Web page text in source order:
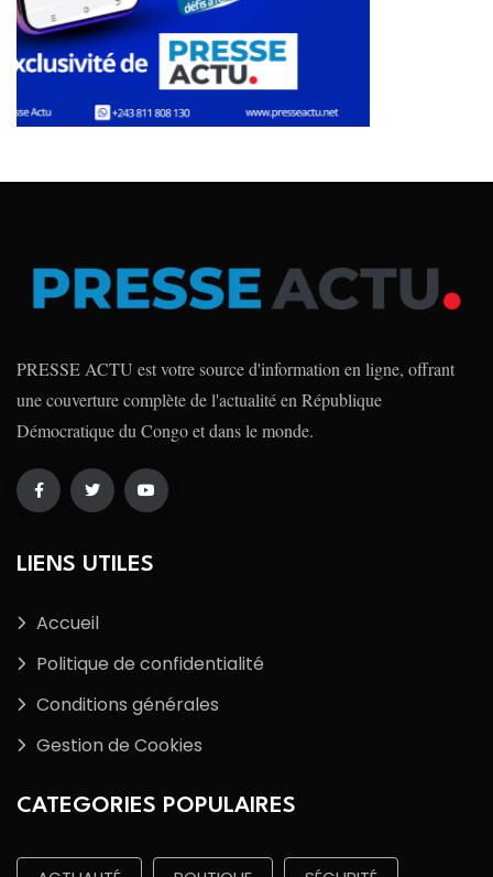
PRESSE ACTU est votre source d'information en ligne, offrant
une couverture complète de l'actualité en République
Démocratique du Congo et dans le monde.
LIENS UTILES
Accueil
Politique de confidentialité
Conditions générales
Gestion de Cookies
CATEGORIES POPULAIRES